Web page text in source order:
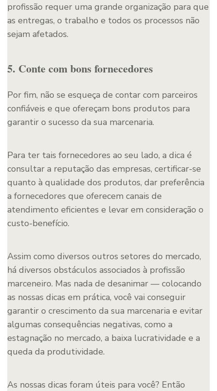
profissão requer uma grande organização para que
as entregas, o trabalho e todos os processos não
sejam afetados.
5. Conte com bons fornecedores
Por fim, não se esqueça de contar com parceiros
confiáveis e que ofereçam bons produtos para
garantir o sucesso da sua marcenaria.
Para ter tais fornecedores ao seu lado, a dica é
consultar a reputação das empresas, certificar-se
quanto à qualidade dos produtos, dar preferência
a fornecedores que oferecem canais de
atendimento eficientes e levar em consideração o
custo-benefício.
Assim como diversos outros setores do mercado,
há diversos obstáculos associados à profissão
marceneiro. Mas nada de desanimar — colocando
as nossas dicas em prática, você vai conseguir
garantir o crescimento da sua marcenaria e evitar
algumas consequências negativas, como a
estagnação no mercado, a baixa lucratividade e a
queda da produtividade.
As nossas dicas foram úteis para você? Então